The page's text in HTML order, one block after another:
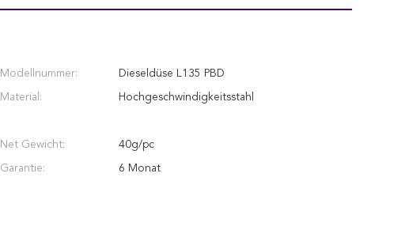
Modellnummer: Dieseldüse L135 PBD
Material: Hochgeschwindigkeitsstahl
Net Gewicht: 40g/pc
Garantie: 6 Monat